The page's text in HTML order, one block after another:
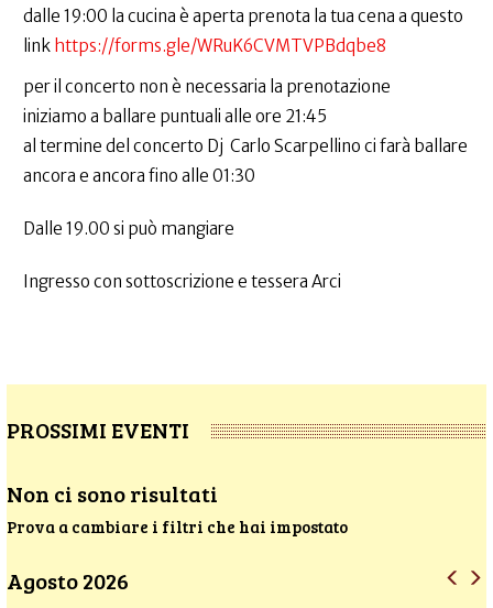
dalle 19:00 la cucina è aperta prenota la tua cena a questo
link https://forms.gle/WRuK6CVMTVPBdqbe8
per il concerto non è necessaria la prenotazione
iniziamo a ballare puntuali alle ore 21:45
al termine del concerto Dj Carlo Scarpellino ci farà ballare
ancora e ancora fino alle 01:30
Dalle 19.00 si può mangiare
Ingresso con sottoscrizione e tessera Arci
PROSSIMI EVENTI
Non ci sono risultati
Prova a cambiare i filtri che hai impostato
Agosto 2026